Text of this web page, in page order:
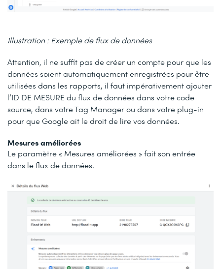
Illustration : Exemple de flux de données
Attention, il ne suffit pas de créer un compte pour que les
données soient automatiquement enregistrées pour être
utilisées dans les rapports, il faut impérativement ajouter
l’ID DE MESURE du flux de données dans votre code
source, dans votre Tag Manager ou dans votre plug-in
pour que Google ait le droit de lire vos données.
Mesures améliorées
Le paramètre « Mesures améliorées » fait son entrée
dans le flux de données.